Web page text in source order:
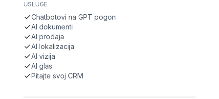
USLUGE
Chatbotovi na GPT pogon
AI dokumenti
AI prodaja
AI lokalizacija
AI vizija
AI glas
Pitajte svoj CRM